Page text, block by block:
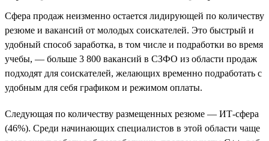
Сфера продаж неизменно остается лидирующей по количеству
резюме и вакансий от молодых соискателей. Это быстрый и
удобный способ заработка, в том числе и подработки во время
учебы, — больше 3 800 вакансий в СЗФО из области продаж
подходят для соискателей, желающих временно подработать с
удобным для себя графиком и режимом оплаты.
Следующая по количеству размещенных резюме — ИТ-сфера
(46%). Среди начинающих специалистов в этой области чаще